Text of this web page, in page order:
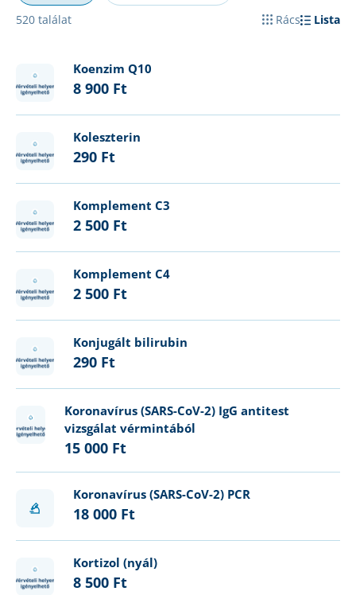
520 találat Rács Lista
Koenzim Q10
8 900 Ft
Koleszterin
290 Ft
Komplement C3
2 500 Ft
Komplement C4
2 500 Ft
Konjugált bilirubin
290 Ft
Koronavírus (SARS-CoV-2) IgG antitest
vizsgálat vérmintából
15 000 Ft
Koronavírus (SARS-CoV-2) PCR
18 000 Ft
Kortizol (nyál)
8 500 Ft